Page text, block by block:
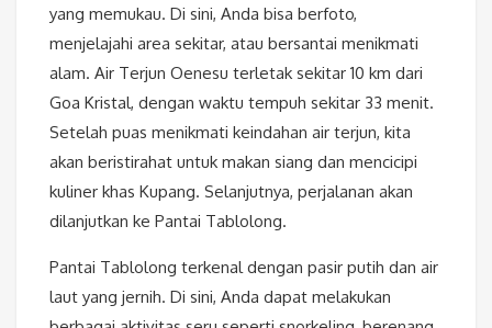
yang memukau. Di sini, Anda bisa berfoto,
menjelajahi area sekitar, atau bersantai menikmati
alam. Air Terjun Oenesu terletak sekitar 10 km dari
Goa Kristal, dengan waktu tempuh sekitar 33 menit.
Setelah puas menikmati keindahan air terjun, kita
akan beristirahat untuk makan siang dan mencicipi
kuliner khas Kupang. Selanjutnya, perjalanan akan
dilanjutkan ke Pantai Tablolong.
Pantai Tablolong terkenal dengan pasir putih dan air
laut yang jernih. Di sini, Anda dapat melakukan